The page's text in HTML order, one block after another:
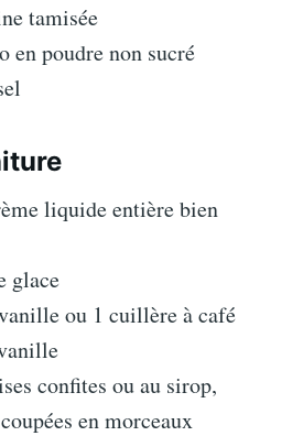
tamisée
en poudre non sucré
liquide entière bien
glace
ou 1 cuillère à café
confites ou au sirop,
en morceaux